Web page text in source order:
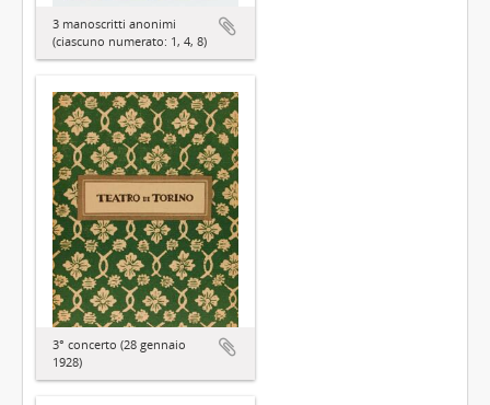
3 manoscritti anonimi
(ciascuno numerato: 1, 4, 8)
3° concerto (28 gennaio
1928)